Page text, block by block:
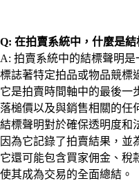
Q: 在拍賣系統中，什麼是結
A: 拍賣系統中的結標聲明是
標誌著特定拍品或物品競標
它是拍賣時間軸中的最後一
落槌價以及與銷售相關的任
結標聲明對於確保透明度和
因為它記錄了拍賣結果，並
它還可能包含買家佣金、稅
使其成為交易的全面總結。